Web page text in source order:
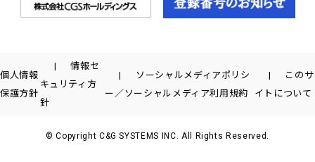
個人情報
保護方針
情報セ
キュリティ方
針
ソーシャルメディアポリシ
ー／ソーシャルメディア利用規約
このサ
イトについて
© Copyright C&G SYSTEMS INC. All Rights Reserved.